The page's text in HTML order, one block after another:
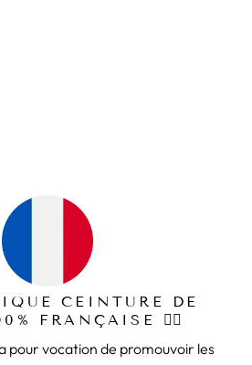
CEINTURE DE
FRANÇAISE 🏋️‍♂️
pour vocation de promouvoir les